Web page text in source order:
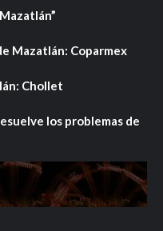
Mazatlán: Coparmex
Chollet
los problemas de